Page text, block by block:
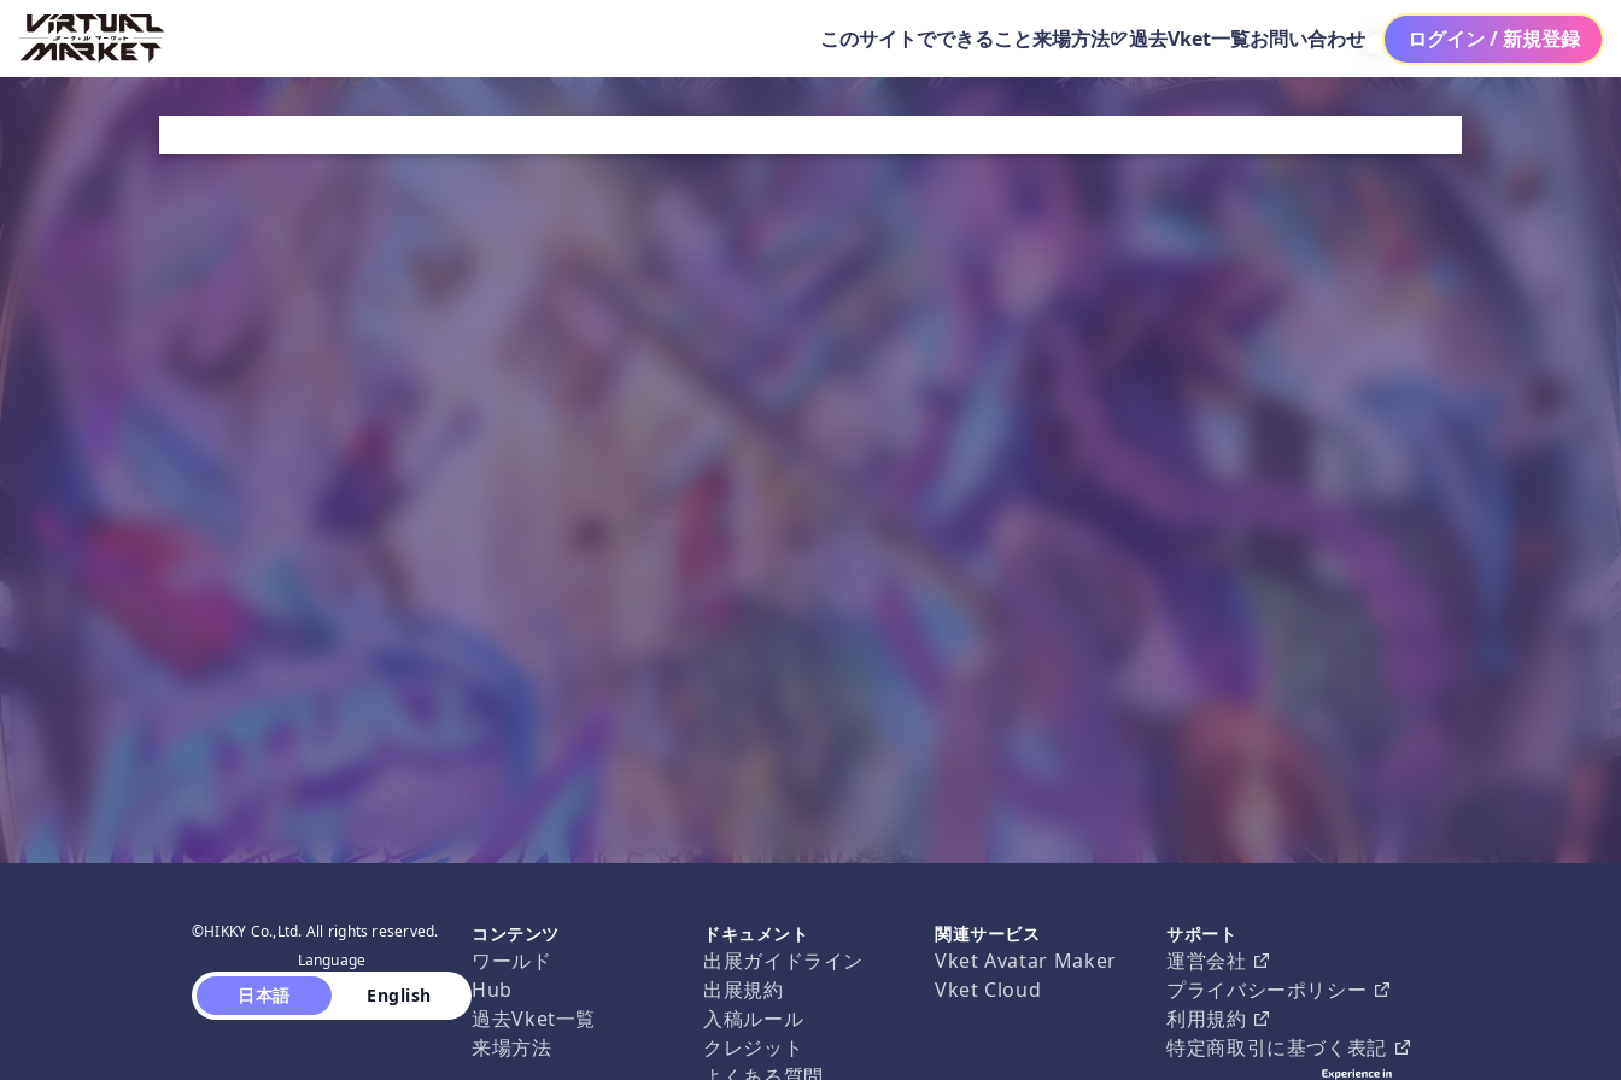
このサイトでできること来場方法 過去Vket一覧お問い合わせ ログイン / 新規登録
©HIKKY Co.,Ltd. All rights reserved.
Language
日本語 English
コンテンツ
ワールド
Hub
過去Vket一覧
来場方法
ドキュメント
出展ガイドライン
出展規約
入稿ルール
クレジット
関連サービス
Vket Avatar Maker
Vket Cloud
サポート
運営会社
プライバシーポリシー
利用規約
特定商取引に基づく表記